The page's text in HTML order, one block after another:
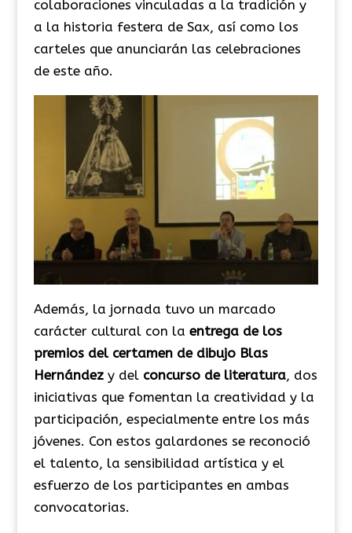
colaboraciones vinculadas a la tradición y
a la historia festera de Sax, así como los
carteles que anunciarán las celebraciones
de este año.
Además, la jornada tuvo un marcado
carácter cultural con la entrega de los
premios del certamen de dibujo Blas
Hernándezy del concurso de literatura, dos
iniciativas que fomentan la creatividad y la
participación, especialmente entre los más
jóvenes. Con estos galardones se reconoció
el talento, la sensibilidad artística y el
esfuerzo de los participantes en ambas
convocatorias.